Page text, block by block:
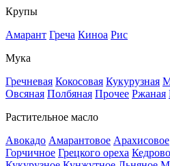
Крупы
Амарант Греча Киноа Рис
Мука
Гречневая Кокосовая Кукурузная
Овсяная Полбяная Прочее Ржаная
Растительное масло
Авокадо Амарантовое Арахисовое
Горчичное Грецкого ореха